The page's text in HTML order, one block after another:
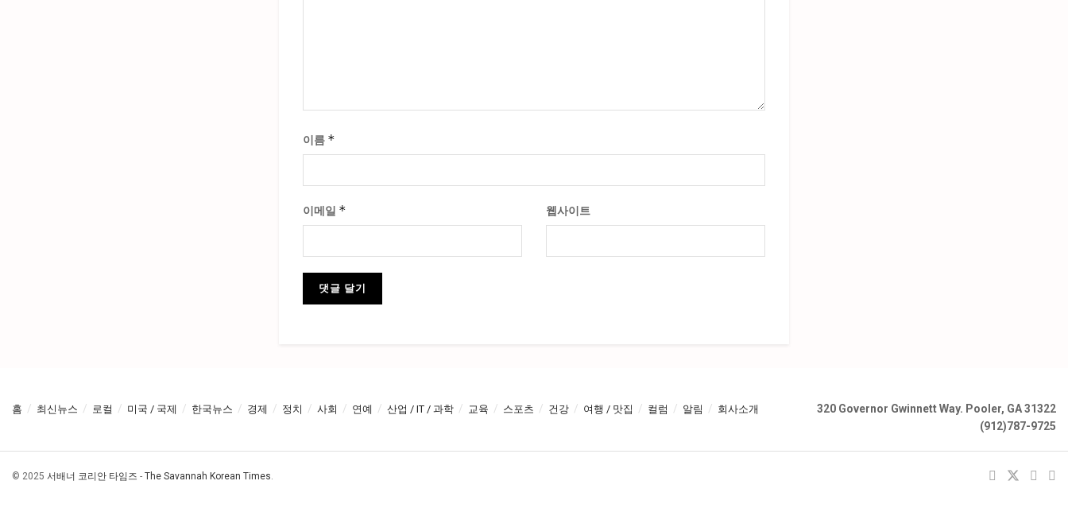
이름 *
이메일 * 웹사이트
홈 최신뉴스 로컬 미국 / 국제 한국뉴스 경제 정치 사회 연예 산업 / IT / 과학 교육 스포츠 건강 여행 / 맛집 컬럼 알림 회사소개
320 Governor Gwinnett Way. Pooler, GA 31322
(912)787-9725
© 2025 서배너 코리안 타임즈 - The Savannah Korean Times.